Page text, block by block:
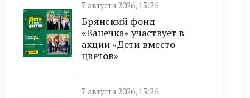
7 августа 2026, 15:26
Брянский фонд
«Ванечка» участвует в
акции «Дети вместо
цветов»
7 августа 2026, 15:26